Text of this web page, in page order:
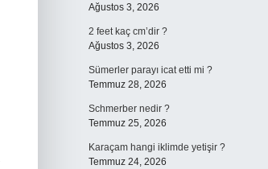
Ağustos 3, 2026
2 feet kaç cm’dir ?
Ağustos 3, 2026
Sümerler parayı icat etti mi ?
Temmuz 28, 2026
Schmerber nedir ?
Temmuz 25, 2026
Karaçam hangi iklimde yetişir ?
Temmuz 24, 2026